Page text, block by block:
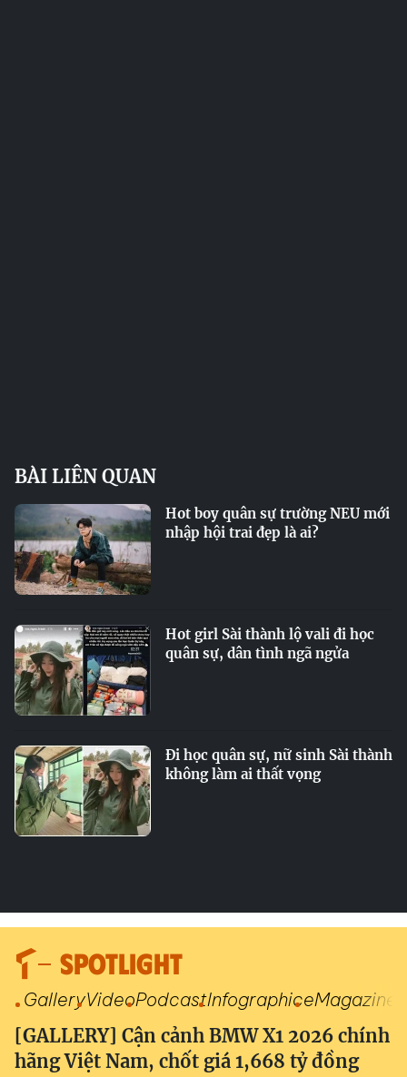
BÀI LIÊN QUAN
Hot boy quân sự trường NEU mới
nhập hội trai đẹp là ai?
Hot girl Sài thành lộ vali đi học
quân sự, dân tình ngã ngửa
Đi học quân sự, nữ sinh Sài thành
không làm ai thất vọng
SPOTLIGHT
GalleryVideoPodcastInfographiceMagazine
[GALLERY] Cận cảnh BMW X1 2026 chính
hãng Việt Nam, chốt giá 1,668 tỷ đồng